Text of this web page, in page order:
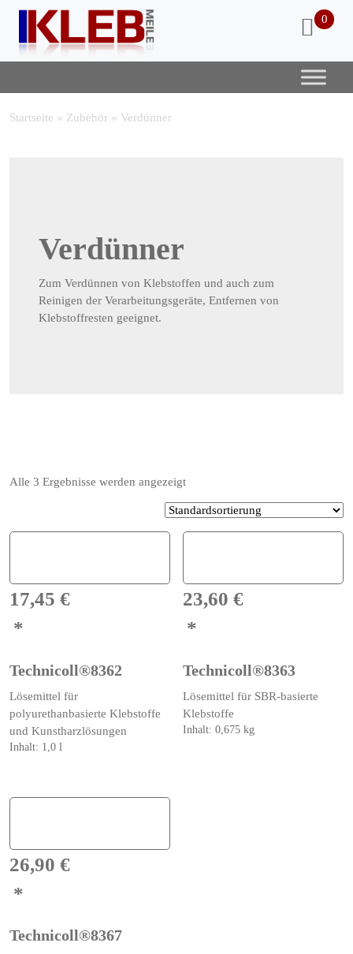
0
Startseite » Zubehör » Verdünner
Verdünner
Zum Verdünnen von Klebstoffen und auch zum
Reinigen der Verarbeitungsgeräte, Entfernen von
Klebstoffresten geeignet.
Alle 3 Ergebnisse werden angezeigt
17,45 €
Technicoll®8362
Lösemittel für
polyurethanbasierte Klebstoffe
und Kunstharzlösungen
Inhalt: 1,0 l
23,60€
Technicoll®8363
Lösemittel für SBR-basierte
Klebstoffe
Inhalt: 0,675kg
26,90 €
Technicoll®8367